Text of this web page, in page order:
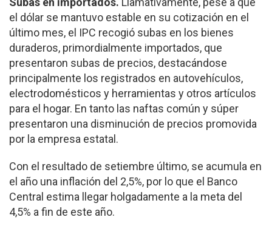
el dólar se mantuvo estable en su cotización en el
último mes, el IPC recogió subas en los bienes
duraderos, primordialmente importados, que
presentaron subas de precios, destacándose
principalmente los registrados en autovehículos,
electrodomésticos y herramientas y otros artículos
para el hogar. En tanto las naftas común y súper
presentaron una disminución de precios promovida
por la empresa estatal.
Con el resultado de setiembre último, se acumula en
el año una inflación del 2,5%, por lo que el Banco
Central estima llegar holgadamente a la meta del
4,5% a fin de este año.